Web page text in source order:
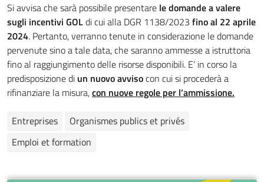
Si avvisa che sarà possibile presentare le domande a valere
sugli incentivi GOLdi cui alla DGR 1138/2023 fino al 22 aprile
2024. Pertanto, verranno tenute in considerazione le domande
pervenute sino a tale data, che saranno ammesse a istruttoria
fino al raggiungimento delle risorse disponibili. E’ in corso la
predisposizione di un nuovo avvisocon cui si procederà a
rifinanziare la misura,con nuove regole per l’ammissione.
Entreprises
Organismes publics et privés
Emploi et formation